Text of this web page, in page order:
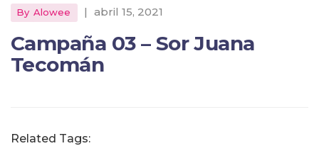
By Alowee | abril 15, 2021
Campaña 03 – Sor Juana
Tecomán
Related Tags: